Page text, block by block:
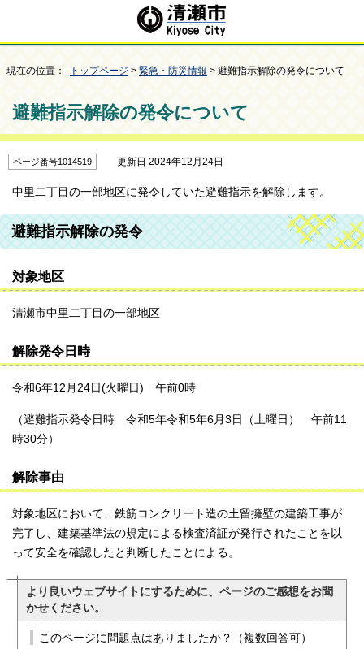
現在の位置： トップページ > 緊急・防災情報 > 避難指示解除の発令について
避難指示解除の発令について
ページ番号1014519 更新日 2024年12月24日
中里二丁目の一部地区に発令していた避難指示を解除します。
避難指示解除の発令
対象地区
清瀬市中里二丁目の一部地区
解除発令日時
令和6年12月24日(火曜日) 午前0時
（避難指示発令日時 令和5年令和5年6月3日（土曜日） 午前11
時30分）
解除事由
対象地区において、鉄筋コンクリート造の土留擁壁の建築工事が
完了し、建築基準法の規定による検査済証が発行されたことを以
って安全を確認したと判断したことによる。
より良いウェブサイトにするために、ページのご感想をお聞
かせください。
このページに問題点はありましたか？（複数回答可）